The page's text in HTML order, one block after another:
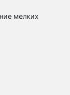
мелких